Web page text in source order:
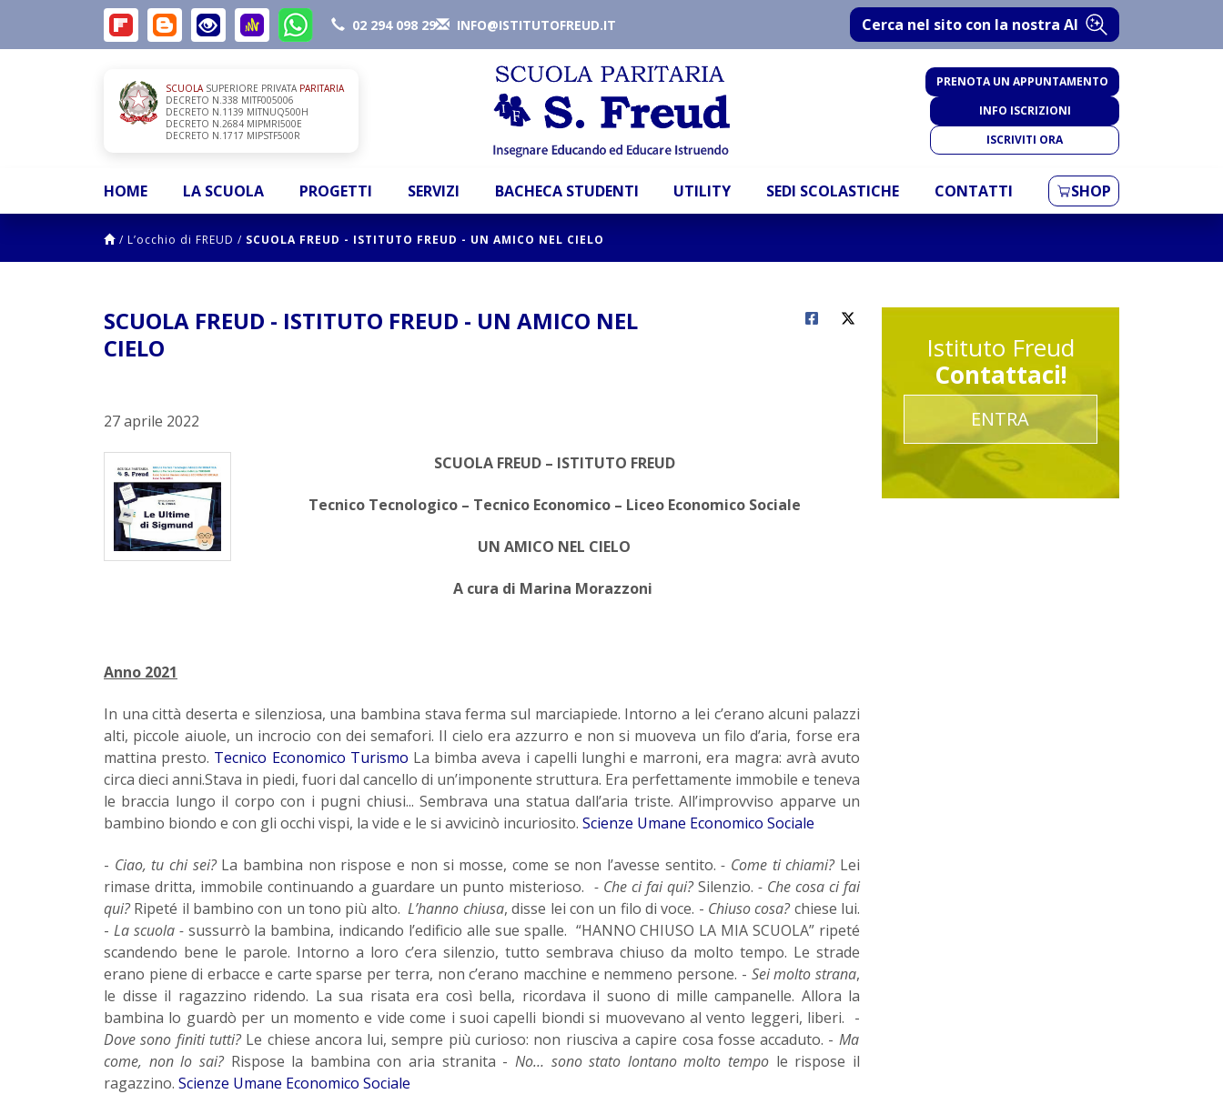
02 294 098 29 INFO@ISTITUTOFREUD.IT Cerca nel sito con la nostra AI
SCUOLASUPERIORE PRIVATA PARITARIA
DECRETO N.338 MITF005006
DECRETO N.1139 MITNUQ500H
DECRETO N.2684 MIPMRI500E
DECRETO N.1717 MIPSTF500R
PRENOTA UN APPUNTAMENTO
INFO ISCRIZIONI
ISCRIVITI ORA
HOME LA SCUOLA PROGETTI SERVIZI BACHECA STUDENTI UTILITY SEDI SCOLASTICHE CONTATTI SHOP
/ L’occhio di FREUD / SCUOLA FREUD - ISTITUTO FREUD - UN AMICO NEL CIELO
SCUOLA FREUD - ISTITUTO FREUD - UN AMICO NEL
CIELO
27 aprile 2022
SCUOLA FREUD – ISTITUTO FREUD
Tecnico Tecnologico – Tecnico Economico – Liceo Economico Sociale
UN AMICO NEL CIELO
A cura di Marina Morazzoni
Anno 2021
In una città deserta e silenziosa, una bambina stava ferma sul marciapiede. Intorno a lei c’erano alcuni palazzi
alti, piccole aiuole, un incrocio con dei semafori. Il cielo era azzurro e non si muoveva un filo d’aria, forse era
mattina presto. Tecnico Economico Turismo La bimba aveva i capelli lunghi e marroni, era magra: avrà avuto
circa dieci anni.Stava in piedi, fuori dal cancello di un’imponente struttura. Era perfettamente immobile e teneva
le braccia lungo il corpo con i pugni chiusi... Sembrava una statua dall’aria triste. All’improvviso apparve un
bambino biondo e con gli occhi vispi, la vide e le si avvicinò incuriosito. Scienze Umane Economico Sociale
- Ciao, tu chi sei? La bambina non rispose e non si mosse, come se non l’avesse sentito.- Come ti chiami? Lei
rimase dritta, immobile continuando a guardare un punto misterioso. - Che ci fai qui?Silenzio. - Che cosa ci fai
qui?Ripeté il bambino con un tono più alto.L’hanno chiusa, disse lei con un filo di voce. - Chiuso cosa?chiese lui.
- La scuola -sussurrò la bambina, indicando l’edificio alle sue spalle. “HANNO CHIUSO LA MIA SCUOLA” ripeté
scandendo bene le parole. Intorno a loro c’era silenzio, tutto sembrava chiuso da molto tempo. Le strade
erano piene di erbacce e carte sparse per terra, non c’erano macchine e nemmeno persone. - Sei molto strana,
le disse il ragazzino ridendo. La sua risata era così bella, ricordava il suono di mille campanelle. Allora la
bambina lo guardò per un momento e vide come i suoi capelli biondi si muovevano al vento leggeri, liberi. -
Dove sono finiti tutti?Le chiese ancora lui, sempre più curioso: non riusciva a capire cosa fosse accaduto. - Ma
come, non lo sai? Rispose la bambina con aria stranita - No… sono stato lontano molto tempo le rispose il
ragazzino. Scienze Umane Economico Sociale
Istituto Freud
Contattaci!
ENTRA